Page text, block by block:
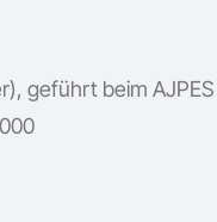
geführt beim